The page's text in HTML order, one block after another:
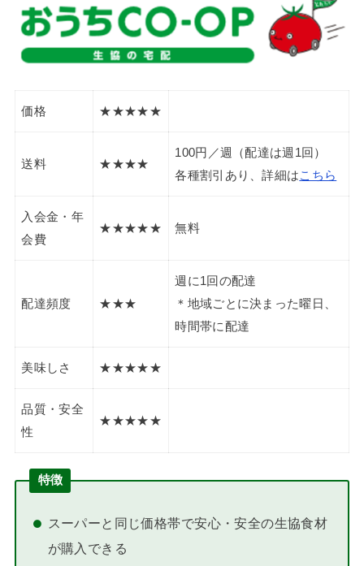
価格 ★★★★★
送料 ★★★★
100円／週（配達は週1回）
各種割引あり、詳細はこちら
入会金・年
会費
★★★★★ 無料
配達頻度 ★★★
週に1回の配達
＊地域ごとに決まった曜日、
時間帯に配達
美味しさ ★★★★★
品質・安全
性
★★★★★
特徴
スーパーと同じ価格帯で安心・安全の生協食材
が購入できる